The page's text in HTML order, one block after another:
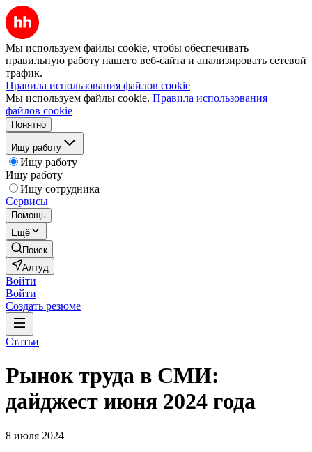
Мы используем файлы cookie, чтобы обеспечивать
правильную работу нашего веб-сайта и анализировать сетевой
трафик.
Правила использования файлов cookie
Мы используем файлы cookie. Правила использования
файлов cookie
Понятно
Ищу работу
Ищу работу
Ищу работу
Ищу сотрудника
Сервисы
Помощь
Ещё
Поиск
Алтуд
Войти
Войти
Создать резюме
Статьи
Рынок труда в СМИ:
дайджест июня 2024 года
8 июля 2024